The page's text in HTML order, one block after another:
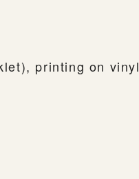
printing on vinyl